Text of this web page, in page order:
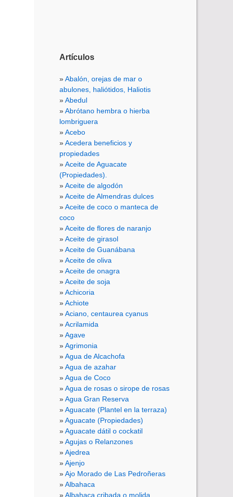
Artículos
Abalón, orejas de mar o
abulones, haliótidos, Haliotis
Abedul
Abrótano hembra o hierba
lombriguera
Acebo
Acedera beneficios y
propiedades
Aceite de Aguacate
(Propiedades).
Aceite de algodón
Aceite de Almendras dulces
Aceite de coco o manteca de
coco
Aceite de flores de naranjo
Aceite de girasol
Aceite de Guanábana
Aceite de oliva
Aceite de onagra
Aceite de soja
Achicoria
Achiote
Aciano, centaurea cyanus
Acrilamida
Agave
Agrimonia
Agua de Alcachofa
Agua de azahar
Agua de Coco
Agua de rosas o sirope de rosas
Agua Gran Reserva
Aguacate (Plantel en la terraza)
Aguacate (Propiedades)
Aguacate dátil o cockatil
Agujas o Relanzones
Ajedrea
Ajenjo
Ajo Morado de Las Pedroñeras
Albahaca
Albahaca cribada o molida